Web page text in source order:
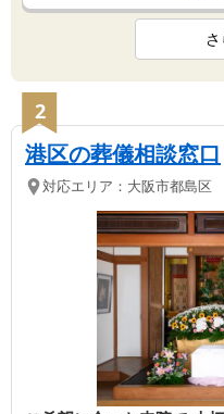
2
港区の葬儀相談窓口
対応エリア： 大阪市都島